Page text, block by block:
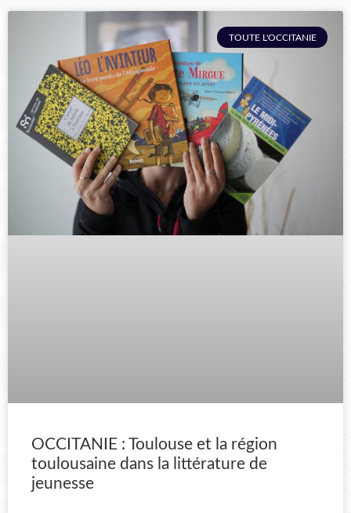
TOUTE L'OCCITANIE
OCCITANIE : Toulouse et la région
toulousaine dans la littérature de
jeunesse